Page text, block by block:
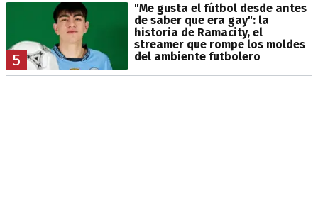
5
"Me gusta el fútbol desde antes
de saber que era gay": la
historia de Ramacity, el
streamer que rompe los moldes
del ambiente futbolero